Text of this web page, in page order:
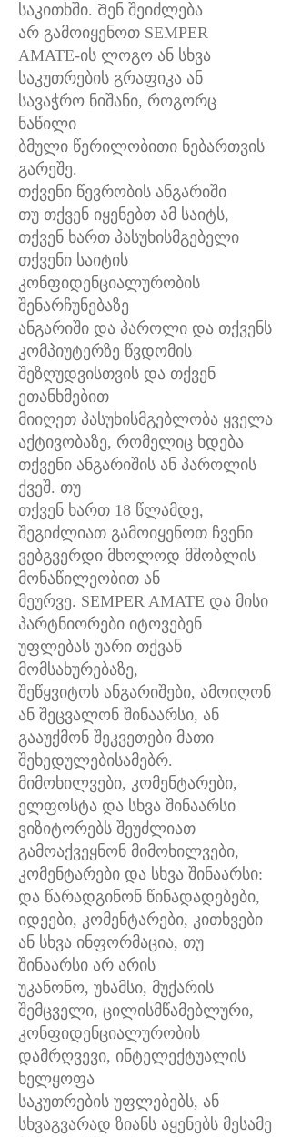
საკითხში. Შენ შეიძლება
არ გამოიყენოთ SEMPER
AMATE-ის ლოგო ან სხვა
საკუთრების გრაფიკა ან
სავაჭრო ნიშანი, როგორც
ნაწილი
ბმული წერილობითი ნებართვის
გარეშე.
თქვენი წევრობის ანგარიში
თუ თქვენ იყენებთ ამ საიტს,
თქვენ ხართ პასუხისმგებელი
თქვენი საიტის
კონფიდენციალურობის
შენარჩუნებაზე
ანგარიში და პაროლი და თქვენს
კომპიუტერზე წვდომის
შეზღუდვისთვის და თქვენ
ეთანხმებით
მიიღეთ პასუხისმგებლობა ყველა
აქტივობაზე, რომელიც ხდება
თქვენი ანგარიშის ან პაროლის
ქვეშ. თუ
თქვენ ხართ 18 წლამდე,
შეგიძლიათ გამოიყენოთ ჩვენი
ვებგვერდი მხოლოდ მშობლის
მონაწილეობით ან
მეურვე. SEMPER AMATE და მისი
პარტნიორები იტოვებენ
უფლებას უარი თქვან
მომსახურებაზე,
შეწყვიტოს ანგარიშები, ამოიღონ
ან შეცვალონ შინაარსი, ან
გააუქმონ შეკვეთები მათი
შეხედულებისამებრ.
მიმოხილვები, კომენტარები,
ელფოსტა და სხვა შინაარსი
ვიზიტორებს შეუძლიათ
გამოაქვეყნონ მიმოხილვები,
კომენტარები და სხვა შინაარსი:
და წარადგინონ წინადადებები,
იდეები, კომენტარები, კითხვები
ან სხვა ინფორმაცია, თუ
შინაარსი არ არის
უკანონო, უხამსი, მუქარის
შემცველი, ცილისმწამებლური,
კონფიდენციალურობის
დამრღვევი, ინტელექტუალის
ხელყოფა
საკუთრების უფლებებს, ან
სხვაგვარად ზიანს აყენებს მესამე